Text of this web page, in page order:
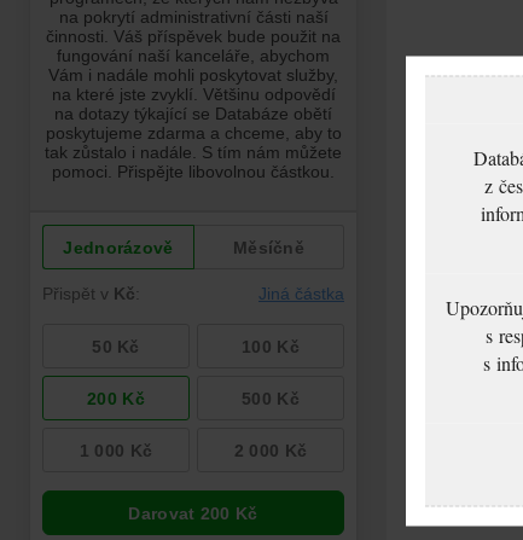
z
s
s